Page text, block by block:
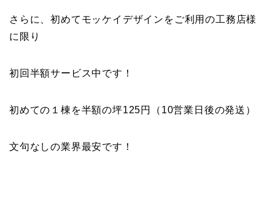
さらに、初めてモッケイデザインをご利用の工務店様
に限り
初回半額サービス中です！
初めての１棟を半額の坪125円（10営業日後の発送）
文句なしの業界最安です！